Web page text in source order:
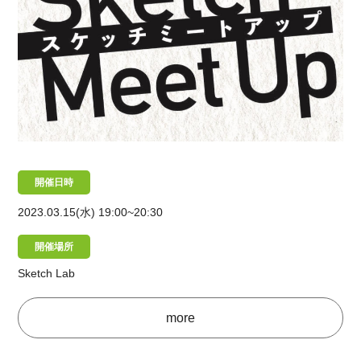
開催日時
2023.03.15(水) 19:00~20:30
開催場所
Sketch Lab
more